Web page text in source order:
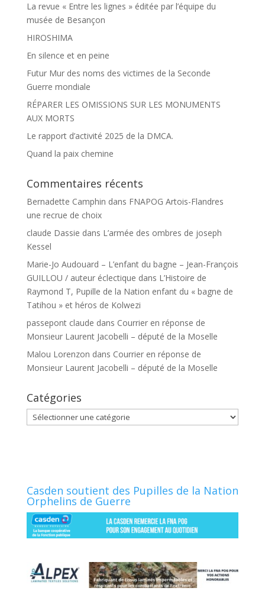
La revue « Entre les lignes » éditée par l’équipe du
musée de Besançon
HIROSHIMA
En silence et en peine
Futur Mur des noms des victimes de la Seconde
Guerre mondiale
RÉPARER LES OMISSIONS SUR LES MONUMENTS
AUX MORTS
Le rapport d’activité 2025 de la DMCA.
Quand la paix chemine
Commentaires récents
Bernadette Camphin dans FNAPOG Artois-Flandres
une recrue de choix
claude Dassie dans L’armée des ombres de joseph
Kessel
Marie-Jo Audouard – L’enfant du bagne – Jean-François
GUILLOU / auteur éclectique dans L’Histoire de
Raymond T, Pupille de la Nation enfant du « bagne de
Tatihou » et héros de Kolwezi
passepont claude dans Courrier en réponse de
Monsieur Laurent Jacobelli – député de la Moselle
Malou Lorenzon dans Courrier en réponse de
Monsieur Laurent Jacobelli – député de la Moselle
Catégories
Catégories
Casden soutient des Pupilles de la Nation
Orphelins de Guerre